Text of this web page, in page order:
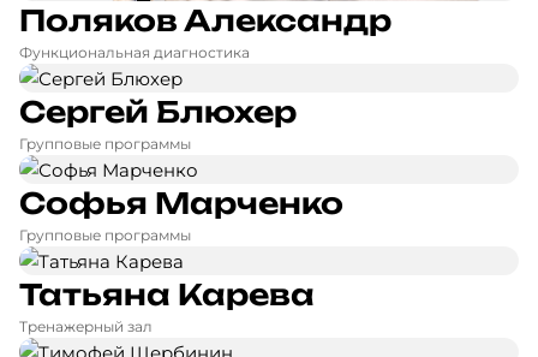
Поляков Александр
Функциональная диагностика
Сергей Блюхер
Групповые программы
Софья Марченко
Групповые программы
Татьяна Карева
Тренажерный зал